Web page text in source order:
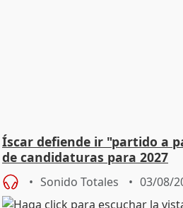
Íscar defiende ir "partido a
de candidaturas para 2027
Sonido Totales 03/08/